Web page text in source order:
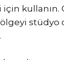
kullanın.
stüdyo